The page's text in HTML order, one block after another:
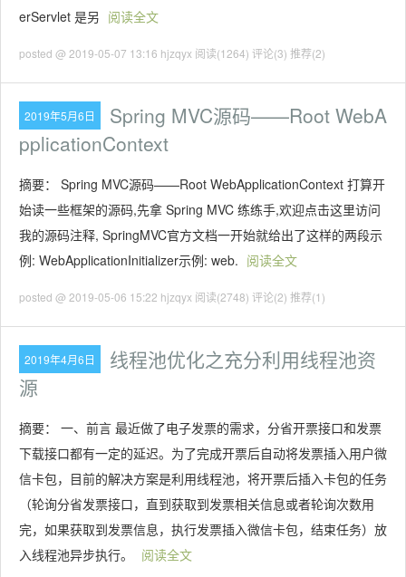
erServlet 是另 阅读全文
posted @ 2019-05-07 13:16 hjzqyx 阅读(1264) 评论(3) 推荐(2)
2019年5月6日
Spring MVC源码——Root WebA
pplicationContext
摘要： Spring MVC源码——Root WebApplicationContext 打算开
始读一些框架的源码,先拿 Spring MVC 练练手,欢迎点击这里访问
我的源码注释, SpringMVC官方文档一开始就给出了这样的两段示
例: WebApplicationInitializer示例: web. 阅读全文
posted @ 2019-05-06 15:22 hjzqyx 阅读(2748) 评论(2) 推荐(1)
2019年4月6日
线程池优化之充分利用线程池资
源
摘要： 一、前言 最近做了电子发票的需求，分省开票接口和发票
下载接口都有一定的延迟。为了完成开票后自动将发票插入用户微
信卡包，目前的解决方案是利用线程池，将开票后插入卡包的任务
（轮询分省发票接口，直到获取到发票相关信息或者轮询次数用
完，如果获取到发票信息，执行发票插入微信卡包，结束任务）放
入线程池异步执行。
阅读全文